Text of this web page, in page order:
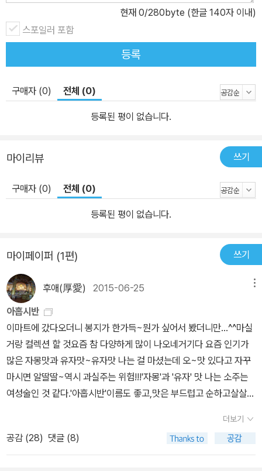
현재 0/280byte (한글 140자 이내)
스포일러 포함
등록
구매자 (0) 전체 (0)
등록된 평이 없습니다.
마이리뷰 쓰기
구매자 (0) 전체 (0)
등록된 평이 없습니다.
마이페이퍼 (1편) 쓰기
후애(厚愛) 2015-06-25
아홉시반
이마트에 갔다오더니 봉지가 한가득~뭔가 싶어서 봤더니만...^^마실
거랑 컬렉션 할 것요즘 참 다양하게 많이 나오네거기다 요즘 인기가
많은 자몽맛과 유자맛~유자맛 나는 걸 마셨는데 오~맛 있다고 자꾸
마시면 알딸딸~역시 과실주는 위험!!!'자몽'과 '유자' 맛 나는 소주는
여성술인 것 같다.'아홉시반'이름도 좋고,맛은 부드럽고 순하고살살
때려줬다.그래도 주고 만다. 이제 혼자서도 잘 다녀요.^^ 우리 사회
의 고질병인 왕따 문제를 피해 학생의 시점에서 적나라하게 묘사한
실화 소설. 고등학생 성근이는 홀몸으로 자식을 키우는 엄마에게 효
더보기
공감 (28) 댓글 (8)